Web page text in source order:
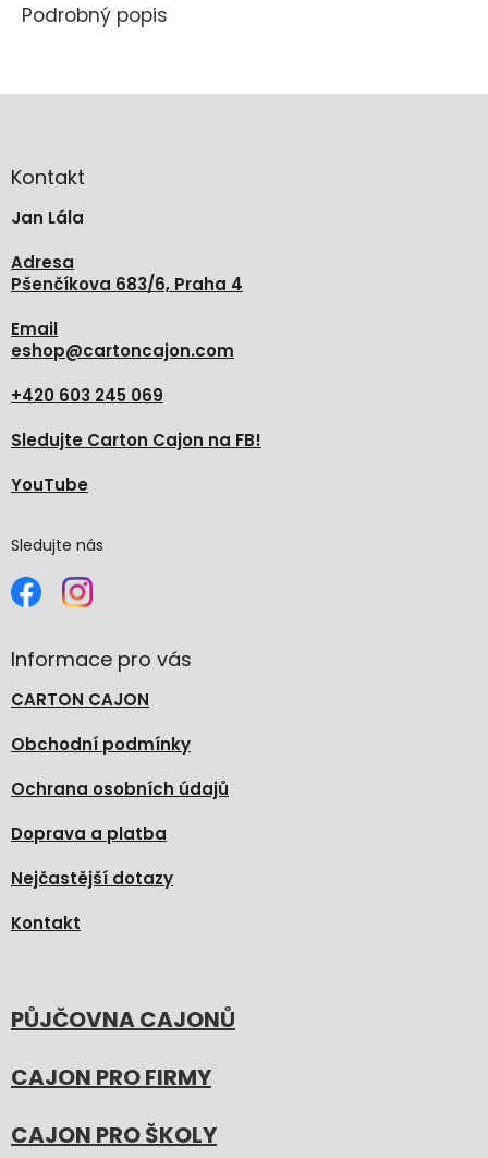
Podrobný popis
aKontakt
Jan Lála
Adresa
Pšenčíkova 683/6, Praha 4
Email
eshop@cartoncajon.com
+420 603 245 069
Sledujte Carton Cajon na FB!
YouTube
Sledujte nás
Informace pro vás
CARTON CAJON
Obchodní podmínky
Ochrana osobních údajů
Doprava a platba
Nejčastější dotazy
Kontakt
PŮJČOVNA CAJONŮ
CAJON PRO FIRMY
CAJON PRO ŠKOLY